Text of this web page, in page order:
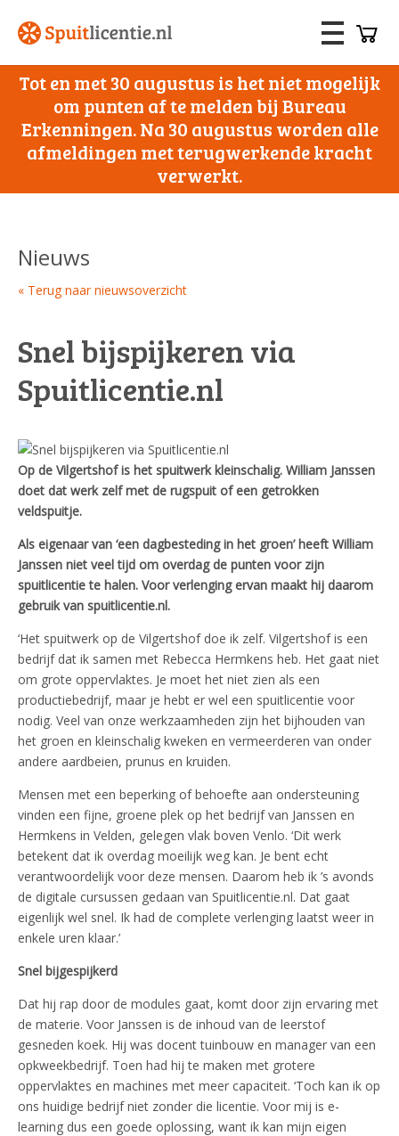
Tot en met 30 augustus is het niet mogelijk
om punten af te melden bij Bureau
Erkenningen. Na 30 augustus worden alle
afmeldingen met terugwerkende kracht
verwerkt.
Nieuws
« Terug naar nieuwsoverzicht
Snel bijspijkeren via
Spuitlicentie.nl
Op de Vilgertshof is het spuitwerk kleinschalig. William Janssen
doet dat werk zelf met de rugspuit of een getrokken
veldspuitje.
Als eigenaar van ‘een dagbesteding in het groen’ heeft William
Janssen niet veel tijd om overdag de punten voor zijn
spuitlicentie te halen. Voor verlenging ervan maakt hij daarom
gebruik van spuitlicentie.nl.
‘Het spuitwerk op de Vilgertshof doe ik zelf. Vilgertshof is een
bedrijf dat ik samen met Rebecca Hermkens heb. Het gaat niet
om grote oppervlaktes. Je moet het niet zien als een
productiebedrijf, maar je hebt er wel een spuitlicentie voor
nodig. Veel van onze werkzaamheden zijn het bijhouden van
het groen en kleinschalig kweken en vermeerderen van onder
andere aardbeien, prunus en kruiden.
Mensen met een beperking of behoefte aan ondersteuning
vinden een fijne, groene plek op het bedrijf van Janssen en
Hermkens in Velden, gelegen vlak boven Venlo. ‘Dit werk
betekent dat ik overdag moeilijk weg kan. Je bent echt
verantwoordelijk voor deze mensen. Daarom heb ik ’s avonds
de digitale cursussen gedaan van Spuitlicentie.nl. Dat gaat
eigenlijk wel snel. Ik had de complete verlenging laatst weer in
enkele uren klaar.’
Snel bijgespijkerd
Dat hij rap door de modules gaat, komt door zijn ervaring met
de materie. Voor Janssen is de inhoud van de leerstof
gesneden koek. Hij was docent tuinbouw en manager van een
opkweekbedrijf. Toen had hij te maken met grotere
oppervlaktes en machines met meer capaciteit. ‘Toch kan ik op
ons huidige bedrijf niet zonder die licentie. Voor mij is e-
learning dus een goede oplossing, want ik kan mijn eigen